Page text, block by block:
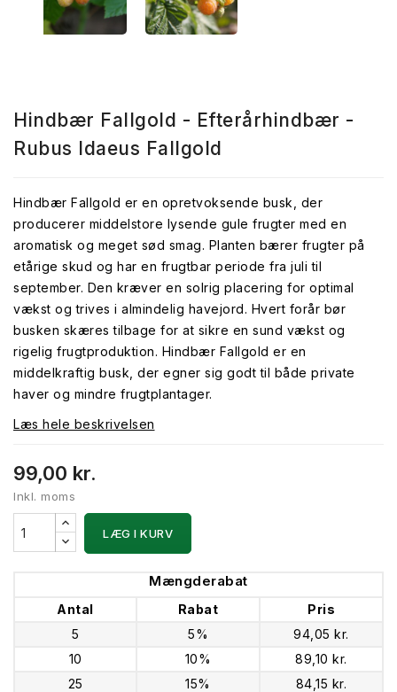
Hindbær Fallgold - Efterårhindbær -
Rubus Idaeus Fallgold
Hindbær Fallgold er en opretvoksende busk, der
producerer middelstore lysende gule frugter med en
aromatisk og meget sød smag. Planten bærer frugter på
etårige skud og har en frugtbar periode fra juli til
september. Den kræver en solrig placering for optimal
vækst og trives i almindelig havejord. Hvert forår bør
busken skæres tilbage for at sikre en sund vækst og
rigelig frugtproduktion. Hindbær Fallgold er en
middelkraftig busk, der egner sig godt til både private
haver og mindre frugtplantager.
Læs hele beskrivelsen
99,00 kr.
Inkl. moms
LÆG I KURV
Mængderabat
Antal Rabat
Pris
5
5%
94,05 kr.
10
10%
89,10 kr.
25
15%
84,15 kr.